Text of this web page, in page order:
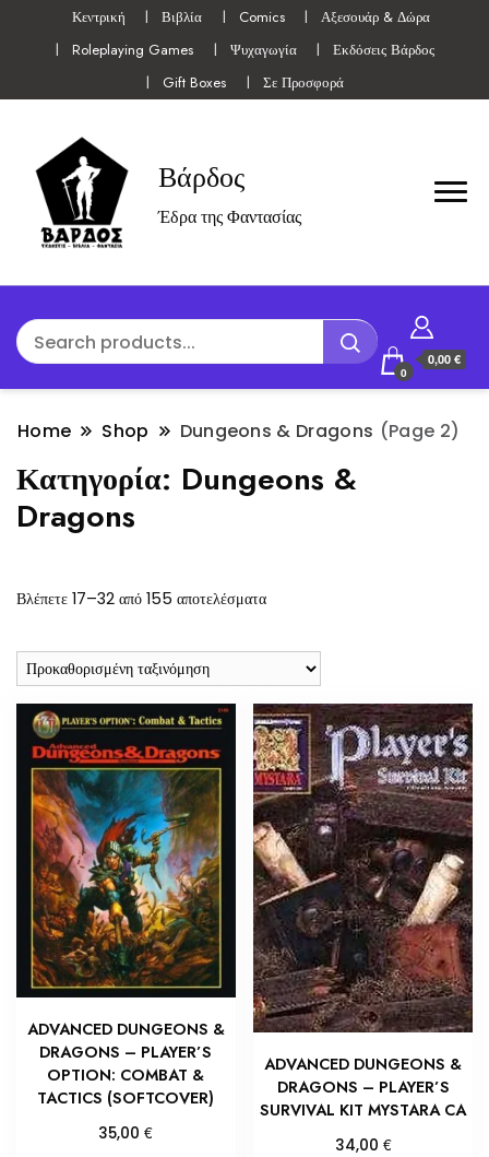
Κεντρική Βιβλία Comics
Αξεσουάρ & Δώρα
Roleplaying Games
Ψυχαγωγία
Εκδόσεις Βάρδος
Gift Boxes
Σε Προσφορά
Βάρδος
Έδρα της Φαντασίας
0
0,00 €
Home Shop Dungeons & Dragons (Page 2)
Κατηγορία: Dungeons &
Dragons
Βλέπετε 17–32 από 155 αποτελέσματα
ADVANCED DUNGEONS &
DRAGONS – PLAYER’S
OPTION: COMBAT &
TACTICS (SOFTCOVER)
35,00€
ADVANCED DUNGEONS &
DRAGONS – PLAYER’S
SURVIVAL KIT MYSTARA CA
34,00 €